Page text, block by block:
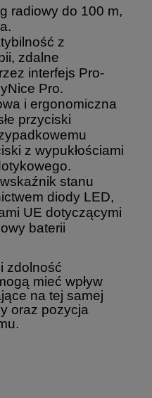
radiowy do 100 m,
z
zdalne
interfejs Pro-
Pro.
i ergonomiczna
przyciski
z wypukłościami
stanu
diody LED,
UE dotyczącymi
baterii
zdolność
mieć wpływ
na tej samej
oraz pozycja